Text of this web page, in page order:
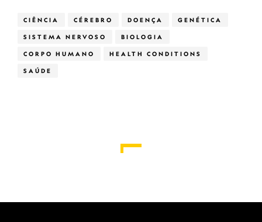
CIÊNCIA CÉREBRO DOENÇA GENÉTICA
SISTEMA NERVOSO BIOLOGIA
CORPO HUMANO HEALTH CONDITIONS
SAÚDE